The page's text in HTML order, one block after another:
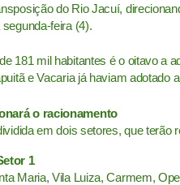
do Rio Jacuí,
feira (4).
181 mil habitantes é o oitavo a
e Vacaria já haviam adotado
o racionamento
em dois setores, que terão
1
Maria, Vila Luiza, Carmem,